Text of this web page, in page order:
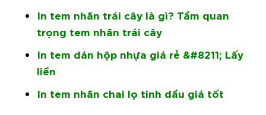
In tem nhãn trái cây là gì? Tầm quan
trọng tem nhãn trái cây
In tem dán hộp nhựa giá rẻ &#8211; Lấy
liền
In tem nhãn chai lọ tinh dầu giá tốt